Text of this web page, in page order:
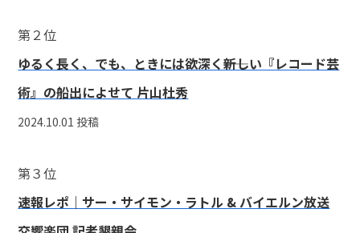
第２位
ゆるく長く、でも、ときには欲深く――新しい『レコード芸
術』の船出によせて 片山杜秀
2024.10.01 投稿
第３位
速報レポ｜サー・サイモン・ラトル & バイエルン放送